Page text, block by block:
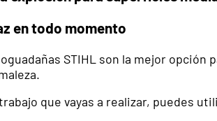
en todo momento
STIHL son la mejor
que vayas a realizar, puedes